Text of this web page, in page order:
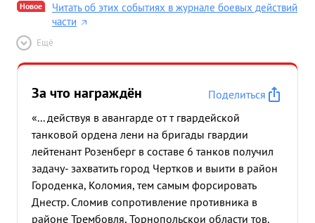
Новое
Читать об этих событиях в журнале боевых действий
части
Ещё
За что награждён
Поделиться
«... действуя в авангарде от т гвардейской
танковой ордена лени на бригады гвардии
лейтенант Розенберг в составе 6 танков получил
задачу- захватить город Чертков и выити в район
Городенка, Коломия, тем самым форсировать
Днестр. Сломив сопротивление противника в
районе Трембовля, Торнопольскои области тов.